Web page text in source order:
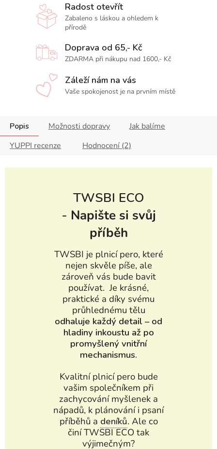
Radost otevřít
Zabaleno s láskou a ohledem k
přírodě
Doprava od 65,- Kč
ZDARMA při nákupu nad 1600,- Kč
Záleží nám na vás
Vaše spokojenost je na prvním místě
Popis Možnosti dopravy
Jak balíme
YUPPI recenze
Hodnocení (2)
TWSBI ECO
- Napište si svůj
příběh
TWSBI je plnicí pero, které
nejen skvěle píše, ale
zároveň vás bude bavit
používat. Je krásné,
praktické a díky svému
průhlednému tělu
odhaluje každý detail – od
hladiny inkoustu až po
promyšlený vnitřní
mechanismus.
Kvalitní plnicí pero bude
vašim společníkem při
zachycování myšlenek a
nápadů, k plánování i psaní
příběhů a deníků. Ale co
činí TWSBI ECO tak
výjimečným?